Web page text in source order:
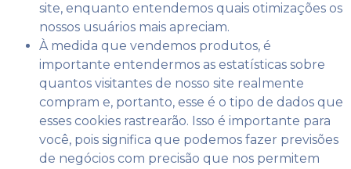
site, enquanto entendemos quais otimizações os
nossos usuários mais apreciam.
À medida que vendemos produtos, é
importante entendermos as estatísticas sobre
quantos visitantes de nosso site realmente
compram e, portanto, esse é o tipo de dados que
esses cookies rastrearão. Isso é importante para
você, pois significa que podemos fazer previsões
de negócios com precisão que nos permitem